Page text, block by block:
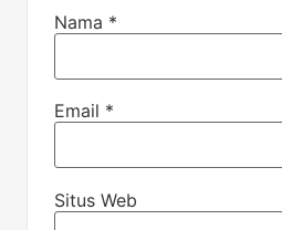
Nama *
Email *
Situs Web